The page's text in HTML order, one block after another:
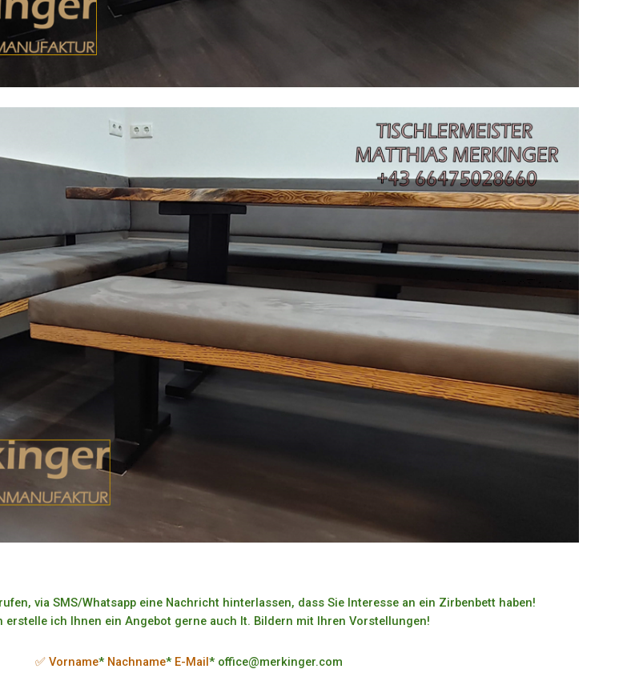
via SMS/Whatsapp eine Nachricht hinterlassen, dass Sie Interesse an ein Zirbenbett haben!
erstelle ich Ihnen ein Angebot gerne auch lt. Bildern mit Ihren Vorstellungen!
✅ Vorname* Nachname* E-Mail* office@merkinger.com